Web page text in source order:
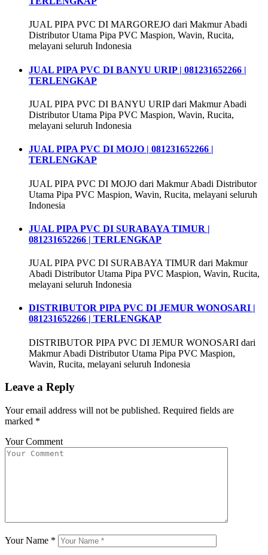
JUAL PIPA PVC DI MARGOREJO dari Makmur Abadi
Distributor Utama Pipa PVC Maspion, Wavin, Rucita,
melayani seluruh Indonesia
JUAL PIPA PVC DI BANYU URIP | 081231652266 |
TERLENGKAP
JUAL PIPA PVC DI BANYU URIP dari Makmur Abadi
Distributor Utama Pipa PVC Maspion, Wavin, Rucita,
melayani seluruh Indonesia
JUAL PIPA PVC DI MOJO | 081231652266 |
TERLENGKAP
JUAL PIPA PVC DI MOJO dari Makmur Abadi Distributor
Utama Pipa PVC Maspion, Wavin, Rucita, melayani seluruh
Indonesia
JUAL PIPA PVC DI SURABAYA TIMUR |
081231652266 | TERLENGKAP
JUAL PIPA PVC DI SURABAYA TIMUR dari Makmur
Abadi Distributor Utama Pipa PVC Maspion, Wavin, Rucita,
melayani seluruh Indonesia
DISTRIBUTOR PIPA PVC DI JEMUR WONOSARI |
081231652266 | TERLENGKAP
DISTRIBUTOR PIPA PVC DI JEMUR WONOSARI dari
Makmur Abadi Distributor Utama Pipa PVC Maspion,
Wavin, Rucita, melayani seluruh Indonesia
Leave a Reply
Your email address will not be published. Required fields are
marked *
Your Comment
Your Name *